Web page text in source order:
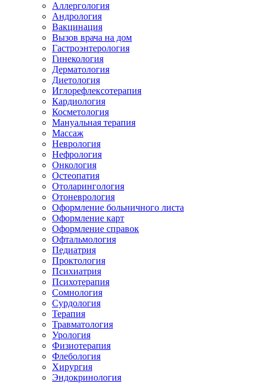
Аллергология
Андрология
Вакцинация
Вызов врача на дом
Гастроэнтерология
Гинекология
Дерматология
Диетология
Иглорефлексотерапия
Кардиология
Косметология
Мануальная терапия
Массаж
Неврология
Нефрология
Онкология
Остеопатия
Отоларингология
Отоневрология
Оформление больничного листа
Оформление карт
Оформление справок
Офтальмология
Педиатрия
Проктология
Психиатрия
Психотерапия
Сомнология
Сурдология
Терапия
Травматология
Урология
Физиотерапия
Флебология
Хирургия
Эндокринология